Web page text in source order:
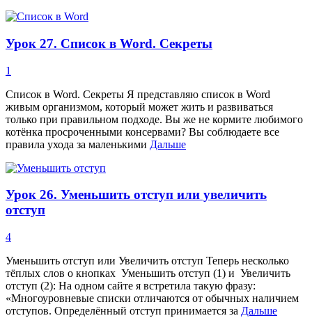
Урок 27. Список в Word. Секреты
1
Список в Word. Секреты Я представляю список в Word
живым организмом, который может жить и развиваться
только при правильном подходе. Вы же не кормите любимого
котёнка просроченными консервами? Вы соблюдаете все
правила ухода за маленькими Дальше
Урок 26. Уменьшить отступ или увеличить
отступ
4
Уменьшить отступ или Увеличить отступ Теперь несколько
тёплых слов о кнопках Уменьшить отступ (1) и Увеличить
отступ (2): На одном сайте я встретила такую фразу:
«Многоуровневые списки отличаются от обычных наличием
отступов. Определённый отступ принимается за Дальше